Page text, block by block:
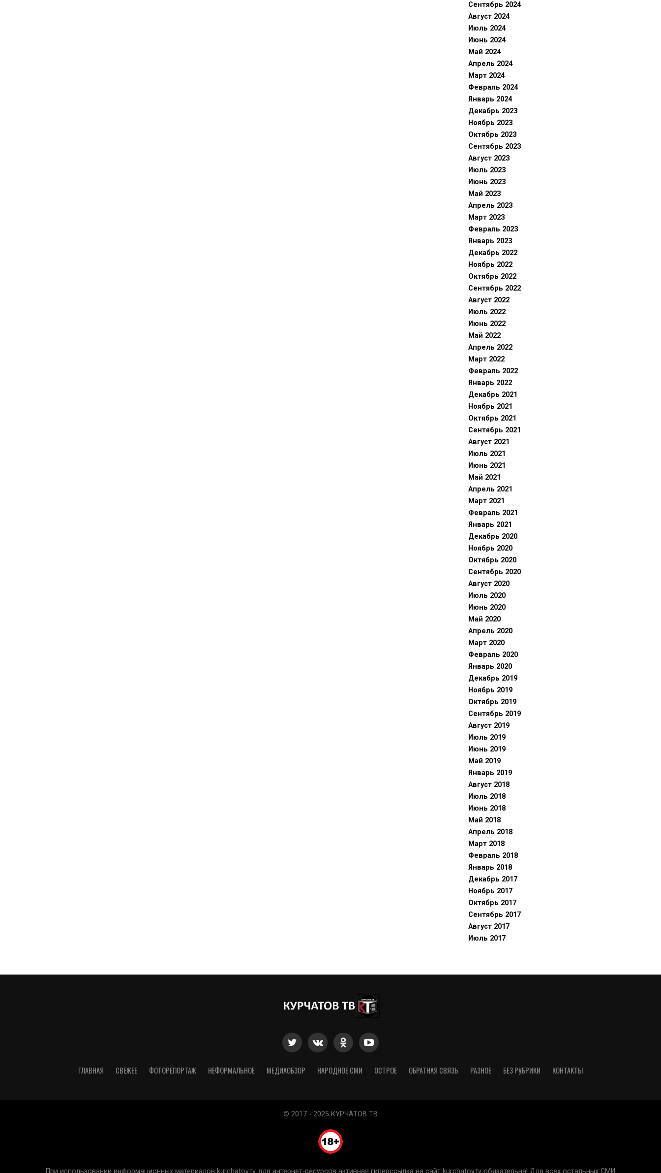
Сентябрь 2024
Август 2024
Июль 2024
Июнь 2024
Май 2024
Апрель 2024
Март 2024
Февраль 2024
Январь 2024
Декабрь 2023
Ноябрь 2023
Октябрь 2023
Сентябрь 2023
Август 2023
Июль 2023
Июнь 2023
Май 2023
Апрель 2023
Март 2023
Февраль 2023
Январь 2023
Декабрь 2022
Ноябрь 2022
Октябрь 2022
Сентябрь 2022
Август 2022
Июль 2022
Июнь 2022
Май 2022
Апрель 2022
Март 2022
Февраль 2022
Январь 2022
Декабрь 2021
Ноябрь 2021
Октябрь 2021
Сентябрь 2021
Август 2021
Июль 2021
Июнь 2021
Май 2021
Апрель 2021
Март 2021
Февраль 2021
Январь 2021
Декабрь 2020
Ноябрь 2020
Октябрь 2020
Сентябрь 2020
Август 2020
Июль 2020
Июнь 2020
Май 2020
Апрель 2020
Март 2020
Февраль 2020
Январь 2020
Декабрь 2019
Ноябрь 2019
Октябрь 2019
Сентябрь 2019
Август 2019
Июль 2019
Июнь 2019
Май 2019
Январь 2019
Август 2018
Июль 2018
Июнь 2018
Май 2018
Апрель 2018
Март 2018
Февраль 2018
Январь 2018
Декабрь 2017
Ноябрь 2017
Октябрь 2017
Сентябрь 2017
Август 2017
Июль 2017
ГЛАВНАЯ СВЕЖЕЕ ФОТОРЕПОРТАЖ НЕФОРМАЛЬНОЕ МЕДИАОБЗОР НАРОДНОЕ СМИ ОСТРОЕ ОБРАТНАЯ СВЯЗЬ РАЗНОЕ БЕЗ РУБРИКИ КОНТАКТЫ
© 2017 - 2025 КУРЧАТОВ ТВ
При использовании информационных материалов kurchatov.tv для интернет-ресурсов активная гиперссылка на сайт kurchatov.tv обязательна! Для всех остальных СМИ